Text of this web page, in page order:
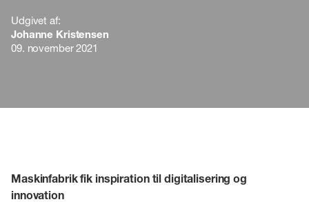
Udgivet af:
Johanne Kristensen
09. november 2021
Maskinfabrik fik inspiration til digitalisering og
innovation